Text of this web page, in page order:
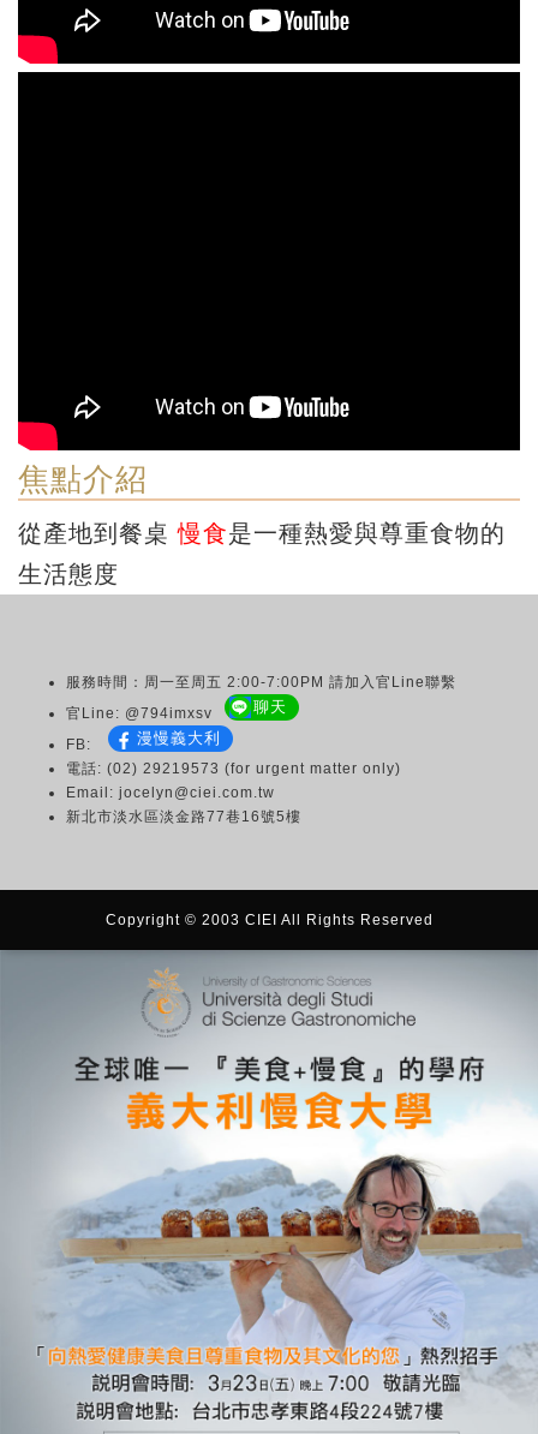
焦點介紹
從產地到餐桌慢食是一種熱愛與尊重食物的
生活態度
服務時間：周一至周五 2:00-7:00PM 請加入官Line聯繫
官Line: @794imxsv
聊天
FB: 漫慢義大利
電話: (02) 29219573 (for urgent matter only)
Email: jocelyn@ciei.com.tw
新北市淡水區淡金路77巷16號5樓
Copyright © 2003 CIEI All Rights Reserved